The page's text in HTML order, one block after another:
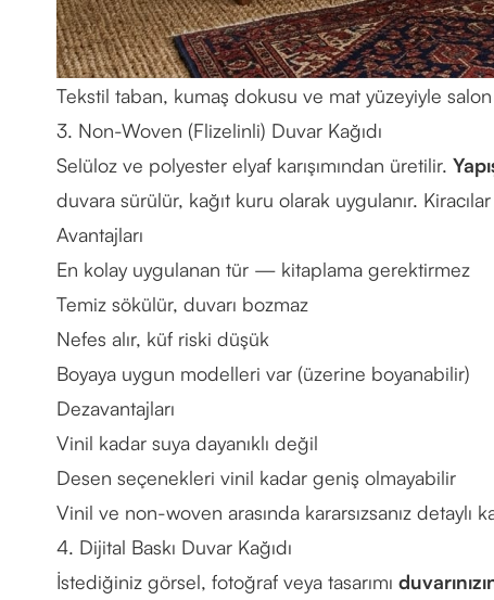
Tekstil taban, kumaş dokusu ve mat yüzeyiyle
3. Non-Woven (Flizelinli) Duvar Kağıdı
Selüloz ve polyester elyaf karışımından üretilir.
duvara sürülür, kağıt kuru olarak uygulanır.
Avantajları
En kolay uygulanan tür — kitaplama gerektirmez
Temiz sökülür, duvarı bozmaz
Nefes alır, küf riski düşük
Boyaya uygun modelleri var (üzerine boyanabilir)
Dezavantajları
Vinil kadar suya dayanıklı değil
Desen seçenekleri vinil kadar geniş olmayabilir
Vinil ve non-woven arasında kararsızsanız detaylı
4. Dijital Baskı Duvar Kağıdı
İstediğiniz görsel, fotoğraf veya tasarımı